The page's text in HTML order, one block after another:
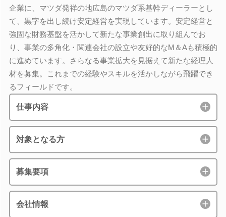
企業に、マツダ発祥の地広島のマツダ系基幹ディーラーとし
て、黒字を出し続け安定経営を実現しています。安定経営と
強固な財務基盤を活かして新たな事業創出に取り組んでお
り、事業の多角化・関連会社の設立や友好的なM＆Aも積極的
に進めています。さらなる事業拡大を見据えて新たな経理人
材を募集。これまでの経験やスキルを活かしながら飛躍でき
るフィールドです。
仕事内容
対象となる方
募集要項
会社情報